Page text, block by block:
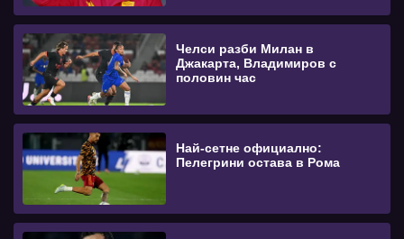
Челси разби Милан в
Джакарта, Владимиров с
половин час
Най-сетне официално:
Пелегрини остава в Рома